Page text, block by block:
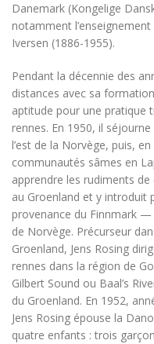
Danemark (Kongelige
notamment
Iversen (1886-1955).
Pendant la décennie des
distances avec sa
aptitude pour une pratique
rennes. En 1950, il
l’est de la Norvège, puis,
communautés sâmes en
apprendre les rudiments
au Groenland et y introduit
provenance du Finnmark —
de Norvège. Précurseur
Groenland, Jens Rosing
rennes dans la région de
Gilbert Sound ou Baal’s
du Groenland. En 1952,
Jens Rosing épouse la
quatre enfants : trois